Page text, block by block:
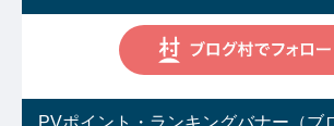
PVポイント・ランキングバナー（ブ